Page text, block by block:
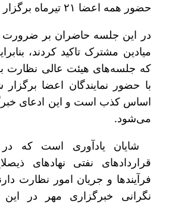
حضور همه اعضا ۲۱ تیرماه برگزار شد.
در این جلسه حاضران بر
میادین مشترک تاکید کردند،
که جلسه‌های هیئت عالی نظارت
با حضور نمایندگان اعضا
اساس کذب است و این ادعای
می‌شود.
شایان یادآوری است که در
قراردادهای نفتی نهادهای
فرآیندها و جریان امور نظارت
نگرانی خبرگزاری مهر در